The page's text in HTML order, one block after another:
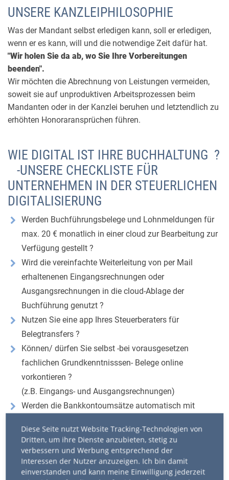
UNSERE KANZLEIPHILOSOPHIE
Was der Mandant selbst erledigen kann, soll er erledigen,
wenn er es kann, will und die notwendige Zeit dafür hat.
"Wir holen Sie da ab, wo Sie Ihre Vorbereitungen
beenden".
Wir möchten die Abrechnung von Leistungen vermeiden,
soweit sie auf unproduktiven Arbeitsprozessen beim
Mandanten oder in der Kanzlei beruhen und letztendlich zu
erhöhten Honoraransprüchen führen.
WIE DIGITAL IST IHRE BUCHHALTUNG ?
-UNSERE CHECKLISTE FÜR
UNTERNEHMEN IN DER STEUERLICHEN
DIGITALISIERUNG
Werden Buchführungsbelege und Lohnmeldungen für
max. 20 € monatlich in einer cloud zur Bearbeitung zur
Verfügung gestellt ?
Wird die vereinfachte Weiterleitung von per Mail
erhaltenenen Eingangsrechnungen oder
Ausgangsrechnungen in die cloud-Ablage der
Buchführung genutzt ?
Nutzen Sie eine app Ihres Steuerberaters für
Belegtransfers ?
Können/ dürfen Sie selbst -bei vorausgesetzen
fachlichen Grundkenntnisssen- Belege online
vorkontieren ?
(z.B. Eingangs- und Ausgangsrechnungen)
Werden die Bankkontoumsätze automatisch mit
übernommen ?
Stehen sämtliche Buchführungs- und
Lohnauswertungen ohne weitere Kosten online zur
Verfügung, was die Ablage vor Ort erspart ?
Diese Seite nutzt Website Tracking-Technologien von
Dritten, um ihre Dienste anzubieten, stetig zu
verbessern und Werbung entsprechend der
Interessen der Nutzer anzuzeigen. Ich bin damit
einverstanden und kann meine Einwilligung jederzeit